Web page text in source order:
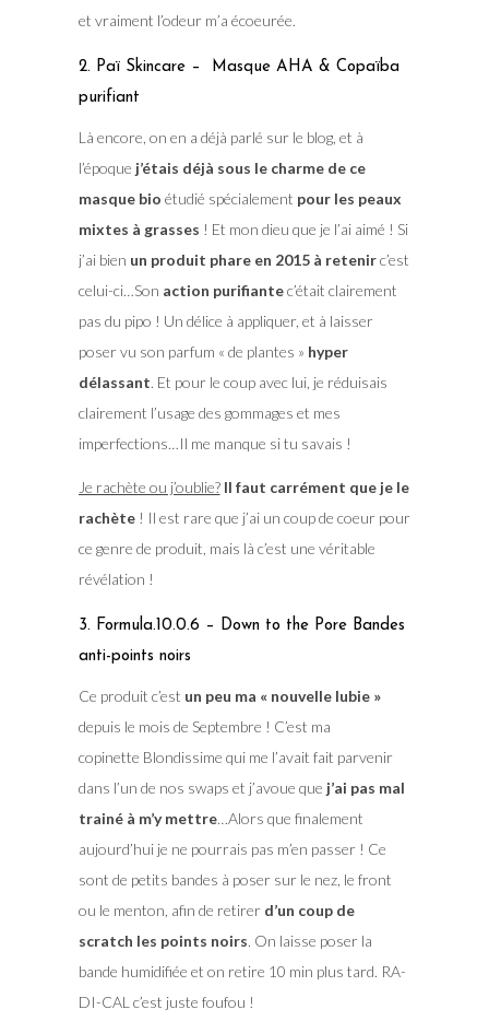
et vraiment l’odeur m’a écoeurée.
2. Paï Skincare – Masque AHA & Copaïba
purifiant
Là encore, on en a déjà parlé sur le blog, et à
l’époque j’étais déjà sous le charme de ce
masque bio étudié spécialement pour les peaux
mixtes à grasses ! Et mon dieu que je l’ai aimé ! Si
j’ai bien un produit phare en 2015 à retenirc’est
celui-ci…Son action purifiantec’était clairement
pas du pipo ! Un délice à appliquer, et à laisser
poser vu son parfum « de plantes » hyper
délassant. Et pour le coup avec lui, je réduisais
clairement l’usage des gommages et mes
imperfections…Il me manque si tu savais !
Je rachète ou j’oublie? Il faut carrément que je le
rachète! Il est rare que j’ai un coup de coeur pour
ce genre de produit, mais là c’est une véritable
révélation !
3. Formula.10.0.6 – Down to the Pore Bandes
anti-points noirs
Ce produit c’est un peu ma « nouvelle lubie »
depuis le mois de Septembre ! C’est ma
copinette Blondissime qui me l’avait fait parvenir
dans l’un de nos swaps et j’avoue que j’ai pas mal
trainé à m’y mettre…Alors que finalement
aujourd’hui je ne pourrais pas m’en passer ! Ce
sont de petits bandes à poser sur le nez, le front
ou le menton, afin de retirer d’un coup de
scratch les points noirs. On laisse poser la
bande humidifiée et on retire 10 min plus tard. RA-
DI-CAL c’est juste foufou !